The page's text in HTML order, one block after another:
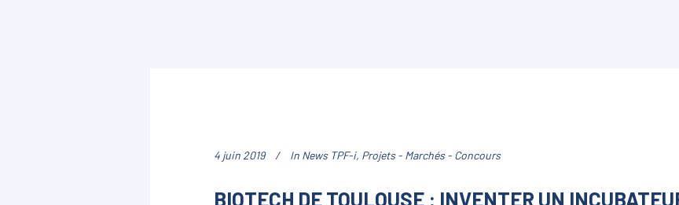
4 juin 2019 In News TPF-i, Projets - Marchés - Concours
BIOTECH DE TOULOUSE : INVENTER UN